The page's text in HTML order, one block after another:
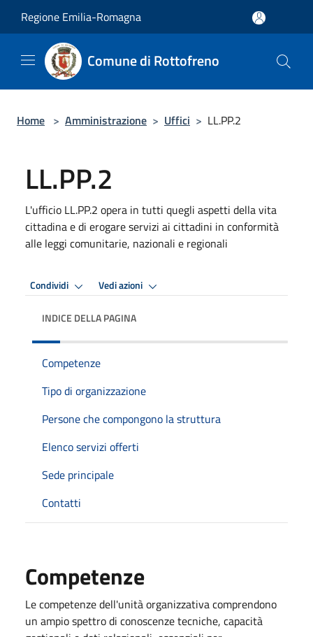
Regione Emilia-Romagna
Comune di Rottofreno
Home > Amministrazione > Uffici > LL.PP.2
LL.PP.2
L'ufficio LL.PP.2 opera in tutti quegli aspetti della vita
cittadina e di erogare servizi ai cittadini in conformità
alle leggi comunitarie, nazionali e regionali
Condividi Vedi azioni
INDICE DELLA PAGINA
Competenze
Tipo di organizzazione
Persone che compongono la struttura
Elenco servizi offerti
Sede principale
Contatti
Competenze
Le competenze dell'unità organizzativa comprendono
un ampio spettro di conoscenze tecniche, capacità